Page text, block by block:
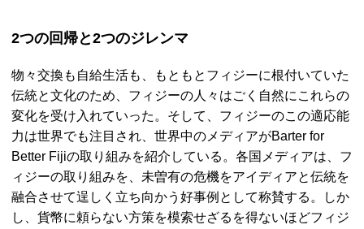
2つの回帰と2つのジレンマ
物々交換も自給生活も、もともとフィジーに根付いていた
伝統と文化のため、フィジーの人々はごく自然にこれらの
変化を受け入れていった。そして、フィジーのこの適応能
力は世界でも注目され、世界中のメディアがBarter for
Better Fijiの取り組みを紹介している。各国メディアは、フ
ィジーの取り組みを、未曽有の危機をアイディアと伝統を
融合させて逞しく立ち向かう好事例として称賛する。しか
し、貨幣に頼らない方策を模索せざるを得ないほどフィジ